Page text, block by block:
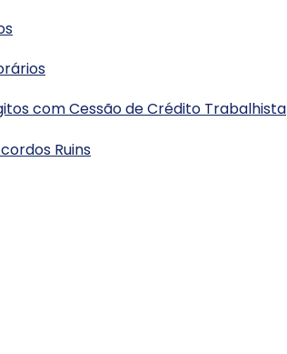
com Cessão de Crédito Trabalhista
Ruins